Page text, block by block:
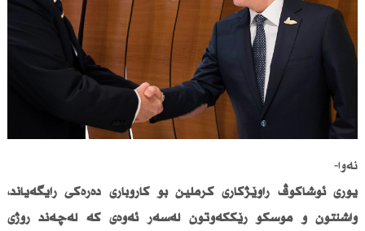
نەوا-
یوری ئوشاكۆڤ راوێژكاری كرملین بۆ كاروباری دەرەكی رایگەیاند،
واشنتۆن و مۆسكۆ رێككەوتون لەسەر ئەوەی كە لەچەند رۆژی